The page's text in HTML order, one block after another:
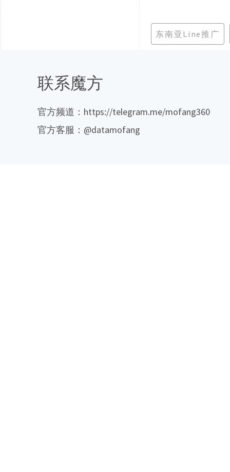
东南亚Line推广
联系魔方
官方频道：https://telegram.me/mofang360
官方客服：@datamofang